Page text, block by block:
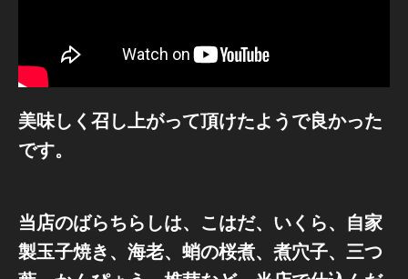
美味しく召し上がって頂けたようで良かった
です。
当店のばらちらしは、こはだ、いくら、自家
製玉子焼き、海老、蛸の桜煮、煮穴子、三つ